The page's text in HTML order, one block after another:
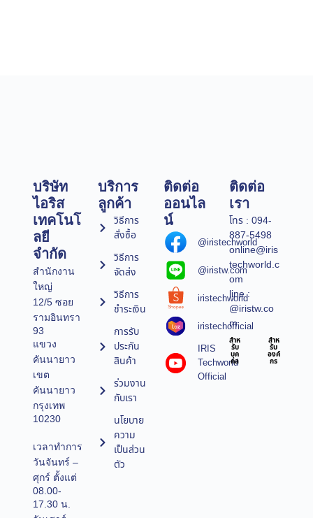
บริษัท
ไอริส
เทคโนโ
ลยี
จำกัด
สำนักงาน
ใหญ่
12/5 ซอย
รามอินทรา
93
แขวง
คันนายาว
เขต
คันนายาว
กรุงเทพ
10230
เวลาทำการ
วันจันทร์ –
ศุกร์ ตั้งแต่
08.00-
17.30 น.
บริการ
ลูกค้า
วิธีการ
สั่งซื้อ
วิธีการ
จัดส่ง
วิธีการ
ชำระเงิน
การรับ
ประกัน
สินค้า
ร่วมงาน
กับเรา
นโยบาย
ความ
เป็นส่วน
ตัว
ติดต่อ
ออนไล
น์
@iristechworld
@iristw.com
iristechworld
iristechofficial
IRIS
Techworld
Official
ติดต่อ
เรา
โทร : 094-
887-5498
online@iris
techworld.c
om
line :
@iristw.co
m
สำห
รับ
บุค
คล
สำห
รับ
องค์
กร